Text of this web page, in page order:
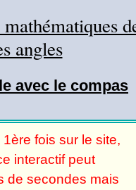
angles
avec le compas
fois sur le site,
interactif peut
de secondes mais